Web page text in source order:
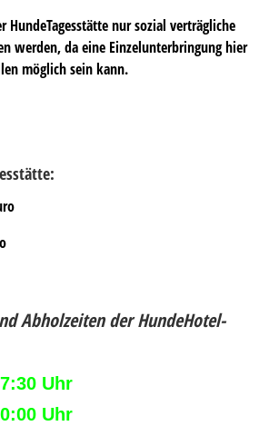
HundeTagesstätte nur sozial verträgliche
werden, da eine Einzelunterbringung hier
möglich sein kann.
Abholzeiten der HundeHotel-
Uhr
Uhr